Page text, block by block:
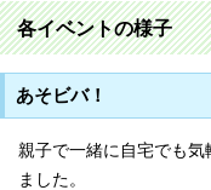
各イベントの様子
あそビバ！
親子で一緒に自宅でも
ました。